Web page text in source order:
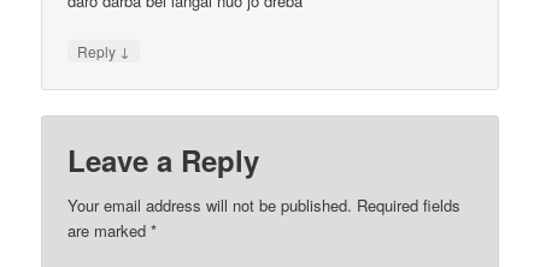
Reply ↓
Leave a Reply
Your email address will not be published. Required fields
are marked*